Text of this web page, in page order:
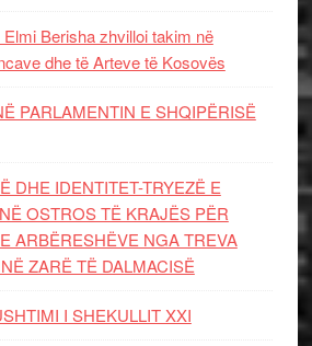
Berisha zhvilloi takim në
dhe të Arteve të Kosovës
PARLAMENTIN E SHQIPËRISË
DHE IDENTITET-TRYEZË E
OSTROS TË KRAJËS PËR
ARBËRESHËVE NGA TREVA
ZARË TË DALMACISË
I SHEKULLIT XXI